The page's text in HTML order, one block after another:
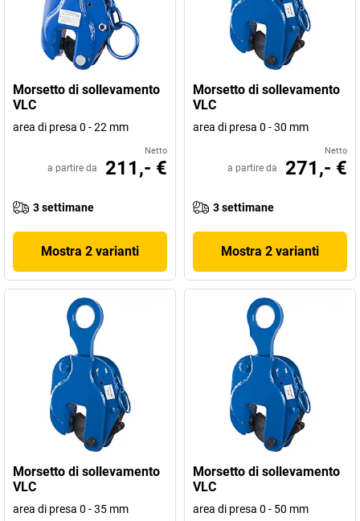
Morsetto di sollevamento
VLC
area di presa 0 - 22 mm
Netto
a partire da 211,- €
3 settimane
Mostra 2 varianti
Morsetto di sollevamento
VLC
area di presa 0 - 30 mm
Netto
a partire da 271,- €
3 settimane
Mostra 2 varianti
Morsetto di sollevamento
VLC
area di presa 0 - 35 mm
Morsetto di sollevamento
VLC
area di presa 0 - 50 mm